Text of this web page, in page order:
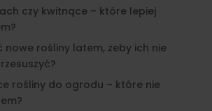
czy kwitnące – które lepiej
rośliny latem, żeby ich nie
rośliny do ogrodu – które nie